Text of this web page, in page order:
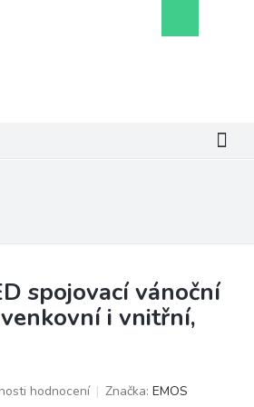
košík
spojovací vánoční
i vnitřní,
hodnocení Značka: EMOS